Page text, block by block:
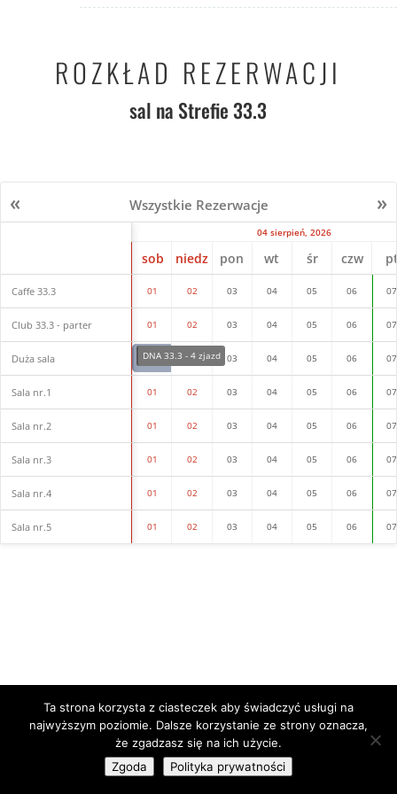
ROZKŁAD REZERWACJI
sal na Strefie 33.3
« Wszystkie Rezerwacje »
Caffe 33.3
Club 33.3 - parter
Duża sala
Sala nr.1
Sala nr.2
Sala nr.3
Sala nr.4
Sala nr.5
04 sierpień, 2026
sob niedz pon wt śr czw
01 02 03 04 05 06 07
01 02 03 04 05 06 07
01 02 03 04 05 06 07
DNA 33.3 - 4 zjazd
01 02 03 04 05 06 07
01 02 03 04 05 06 07
01 02 03 04 05 06 07
01 02 03 04 05 06 07
01 02 03 04 05 06 07
Ta strona korzysta z ciasteczek aby świadczyć usługi na
najwyższym poziomie. Dalsze korzystanie ze strony oznacza,
że zgadzasz się na ich użycie.
Zgoda
Polityka prywatności